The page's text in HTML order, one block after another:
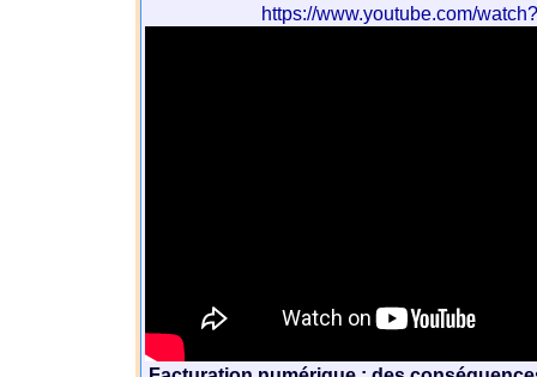
https://www.youtube.com/